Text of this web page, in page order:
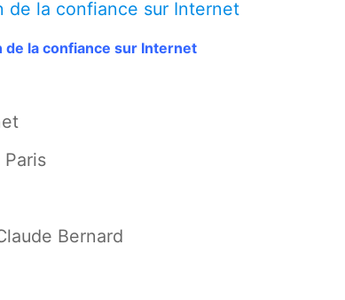
la confiance sur Internet
Bernard